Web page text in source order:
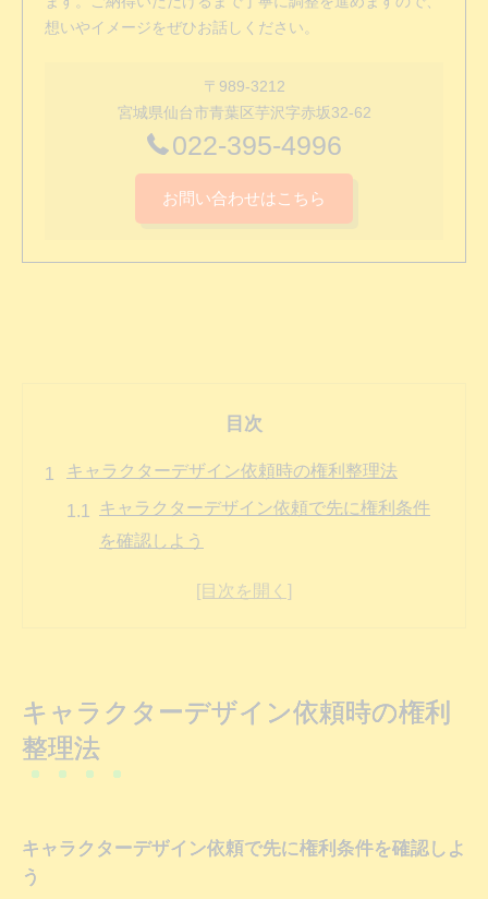
想いやイメージをぜひお話しください。
〒989-3212
宮城県仙台市青葉区芋沢字赤坂32-62
022-395-4996
お問い合わせはこちら
目次
キャラクターデザイン依頼時の権利整理法
キャラクターデザイン依頼で先に権利条件
を確認しよう
キャラクターデザイン依頼前に押さえるべ
き権利分類
著作権は誰のものか徹底解説
キャラクターデザイン依頼時の権利
整理法
キャラクターデザイン依頼で先に権利条件を確認しよ
う